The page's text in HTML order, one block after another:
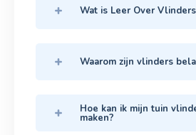
Wat is Leer Over
Waarom zijn vlinders
Hoe kan ik mijn tuin
maken?